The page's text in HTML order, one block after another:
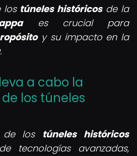
los túneles históricosde la
es crucial para
y su impacto en la
.
a cabo la
los túneles
de los túneles históricos
tecnologías avanzadas,